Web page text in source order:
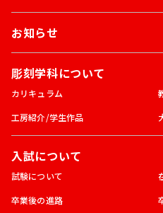
お知らせ
彫刻学科について
カリキュラム
工房紹介/学生作品
入試について
試験について
卒業後の進路